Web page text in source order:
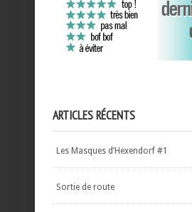
ARTICLES RÉCENTS
Les Masques d’Hexendorf #1
Sortie de route